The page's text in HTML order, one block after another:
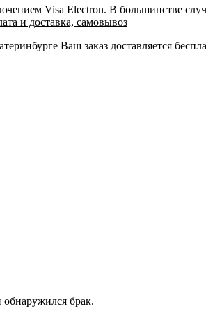
Visa Electron. В большинстве
и доставка, самовывоз
Ваш заказ доставляется
брак.